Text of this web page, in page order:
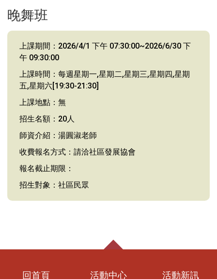
晚舞班
上課期間：2026/4/1 下午 07:30:00~2026/6/30 下
午 09:30:00
上課時間：每週星期一,星期二,星期三,星期四,星期
五,星期六[19:30-21:30]
上課地點：無
招生名額：20人
師資介紹：湯圓淑老師
收費報名方式：請洽社區發展協會
報名截止期限：
招生對象：社區民眾
回首頁 活動中心 活動新訊